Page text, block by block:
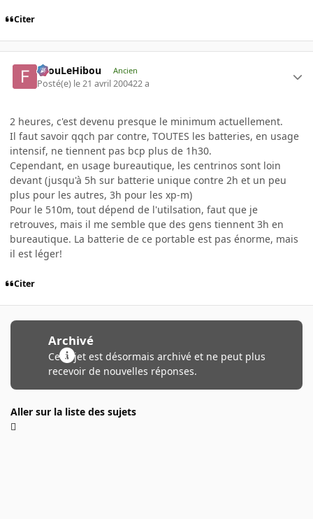
Citer
FilouLeHibou Ancien
Posté(e) le 21 avril 200422 a
2 heures, c'est devenu presque le minimum actuellement.
Il faut savoir qqch par contre, TOUTES les batteries, en usage
intensif, ne tiennent pas bcp plus de 1h30.
Cependant, en usage bureautique, les centrinos sont loin
devant (jusqu'à 5h sur batterie unique contre 2h et un peu
plus pour les autres, 3h pour les xp-m)
Pour le 510m, tout dépend de l'utilsation, faut que je
retrouves, mais il me semble que des gens tiennent 3h en
bureautique. La batterie de ce portable est pas énorme, mais
il est léger!
Citer
Archivé
Ce sujet est désormais archivé et ne peut plus
recevoir de nouvelles réponses.
Aller sur la liste des sujets